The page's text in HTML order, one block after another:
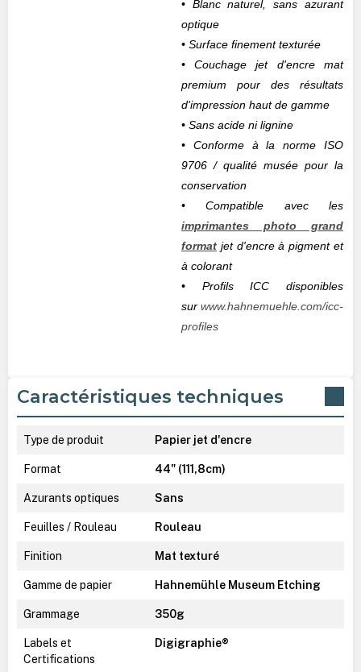
• Blanc naturel, sans azurant
optique
• Surface finement texturée
• Couchage jet d'encre mat
premium pour des résultats
d'impression haut de gamme
• Sans acide ni lignine
• Conforme à la norme ISO
9706 / qualité musée pour la
conservation
• Compatible avec les
imprimantes photo grand
formatjet d'encre à pigment et
à colorant
• Profils ICC disponibles
sur www.hahnemuehle.com/icc-
profiles
Caractéristiques techniques
Type de produit Papier jet d'encre
Format 44" (111,8cm)
Azurants optiques Sans
Feuilles / Rouleau Rouleau
Finition Mat texturé
Gamme de papier Hahnemühle Museum Etching
Grammage 350g
Labels et
Certifications
Digigraphie®